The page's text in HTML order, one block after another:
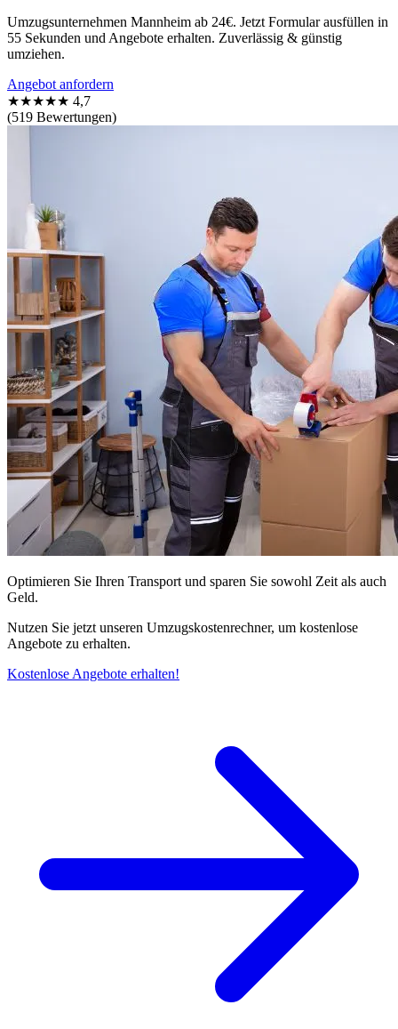
Umzugsunternehmen Mannheim ab 24€. Jetzt Formular ausfüllen in
55 Sekunden und Angebote erhalten. Zuverlässig & günstig
umziehen.
Angebot anfordern
★★★★★ 4,7
(519 Bewertungen)
Optimieren Sie Ihren Transport und sparen Sie sowohl Zeit als auch
Geld.
Nutzen Sie jetzt unseren Umzugskostenrechner, um kostenlose
Angebote zu erhalten.
Kostenlose Angebote erhalten!